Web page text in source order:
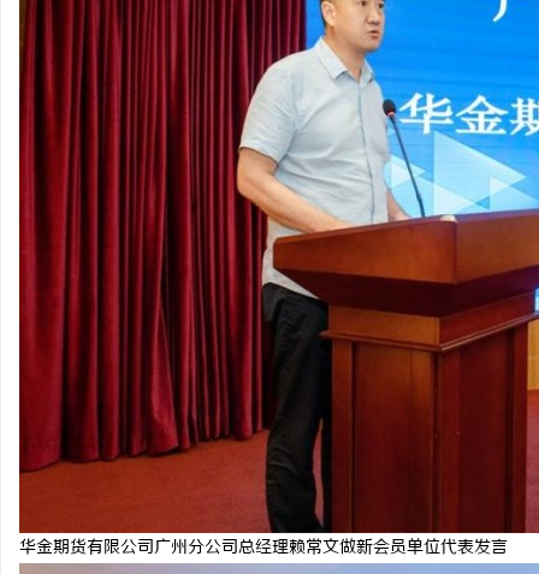
华金期货有限公司广州分公司总经理赖常文做新会员单位代表发言